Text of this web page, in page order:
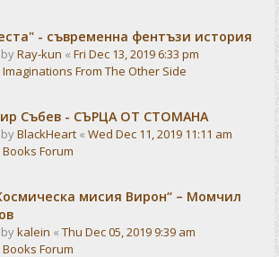
- съвременна фентъзи история
Ray-kun « Fri Dec 13, 2019 6:33 pm
Imaginations From The Other Side
Събев - СЪРЦА ОТ СТОМАНА
BlackHeart « Wed Dec 11, 2019 11:11 am
Books Forum
мисия Вирон“ – Момчил
kalein « Thu Dec 05, 2019 9:39 am
Books Forum